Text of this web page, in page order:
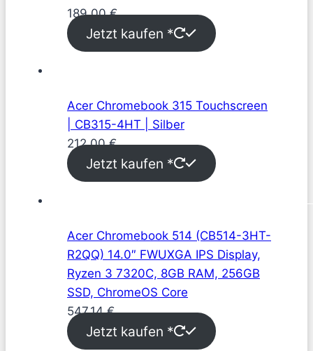
189,00€
Jetzt kaufen *
Acer Chromebook 315 Touchscreen
| CB315-4HT | Silber
212,00€
Jetzt kaufen *
Acer Chromebook 514 (CB514-3HT-
R2QQ) 14.0″ FWUXGA IPS Display,
Ryzen 3 7320C, 8GB RAM, 256GB
SSD, ChromeOS Core
547,14€
Jetzt kaufen *